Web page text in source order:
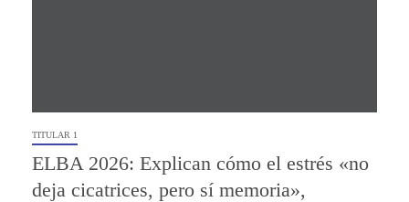
TITULAR 1
ELBA 2026: Explican cómo el estrés «no
deja cicatrices, pero sí memoria»,